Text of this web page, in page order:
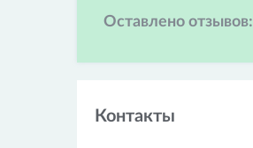
Оставлено отзывов:
Контакты